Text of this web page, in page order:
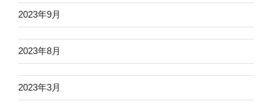
2023年9月
2023年8月
2023年3月